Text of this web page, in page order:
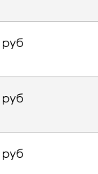
руб
руб
руб